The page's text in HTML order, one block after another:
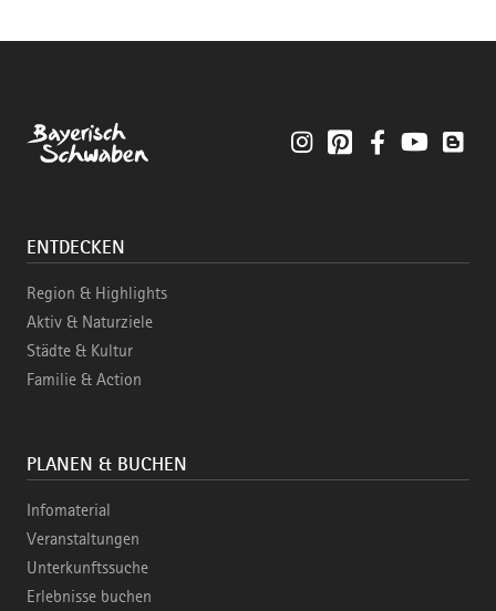
InstagramPinterestFacebookYouTube
ENTDECKEN
Region & Highlights
Aktiv & Naturziele
Städte & Kultur
Familie & Action
PLANEN & BUCHEN
Infomaterial
Veranstaltungen
Unterkunftssuche
Erlebnisse buchen